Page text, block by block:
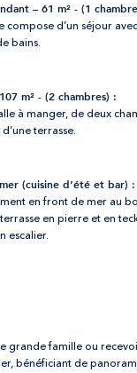
– 61 m² - (1
d’un séjour
bains.
m² - (2 chambres) :
à manger, de deux
terrasse.
(cuisine d’été et bar) :
en front de mer au
en pierre et en
escalier.
grande famille ou
bénéficiant de